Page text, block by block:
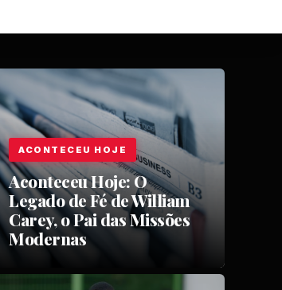
ACONTECEU HOJE
Aconteceu Hoje: O
Legado de Fé de William
Carey, o Pai das Missões
Modernas